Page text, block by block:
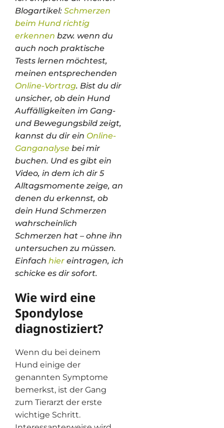
Blogartikel: Schmerzen
beim Hund richtig
erkennen bzw. wenn du
auch noch praktische
Tests lernen möchtest,
meinen entsprechenden
Online-Vortrag. Bist du dir
unsicher, ob dein Hund
Auffälligkeiten im Gang-
und Bewegungsbild zeigt,
kannst du dir ein Online-
Ganganalyse bei mir
buchen. Und es gibt ein
Video, in dem ich dir 5
Alltagsmomente zeige, an
denen du erkennst, ob
dein Hund Schmerzen
wahrscheinlich
Schmerzen hat – ohne ihn
untersuchen zu müssen.
Einfach hier eintragen, ich
schicke es dir sofort.
Wie wird eine
Spondylose
diagnostiziert?
Wenn du bei deinem
Hund einige der
genannten Symptome
bemerkst, ist der Gang
zum Tierarzt der erste
wichtige Schritt.